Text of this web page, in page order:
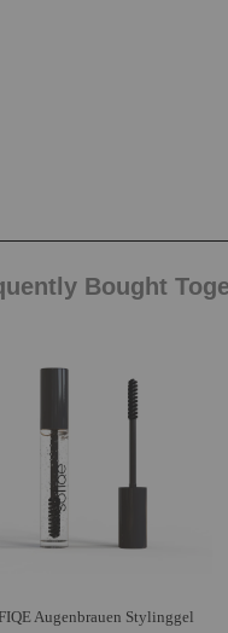
Bought
Augenbrauen Stylinggel